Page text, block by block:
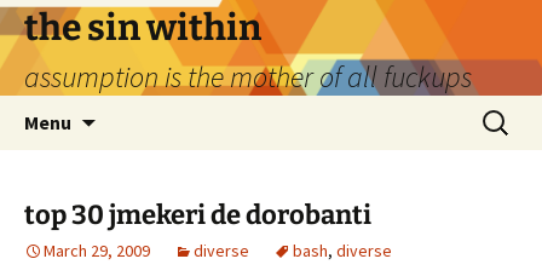
Skip
to
content
the sin within
assumption is the mother of all fuckups
Menu
Search
for:
top 30 jmekeri de dorobanti
March 29, 2009 diverse bash, diverse